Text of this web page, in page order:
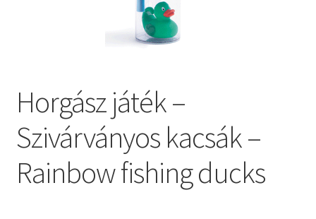
B.Toys termékeink
Bristle Blocks építőjátékok
DJECO termékeink
Horgász játék –
Szivárványos kacsák –
Rainbow fishing ducks